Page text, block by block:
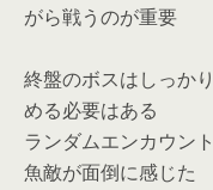
がら戦うのが重要
終盤のボスはしっか
める必要はある
ランダムエンカウン
魚敵が面倒に感じた